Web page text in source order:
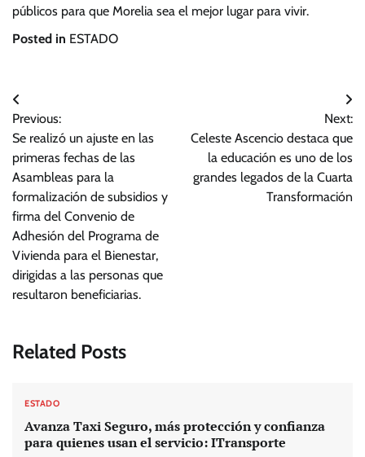
públicos para que Morelia sea el mejor lugar para vivir.
Posted in ESTADO
Navegación
de
entradas
Previous:
Se realizó un ajuste en las
primeras fechas de las
Asambleas para la
formalización de subsidios y
firma del Convenio de
Adhesión del Programa de
Vivienda para el Bienestar,
dirigidas a las personas que
resultaron beneficiarias.
Next:
Celeste Ascencio destaca que
la educación es uno de los
grandes legados de la Cuarta
Transformación
Related Posts
ESTADO
Avanza Taxi Seguro, más protección y confianza
para quienes usan el servicio: ITransporte